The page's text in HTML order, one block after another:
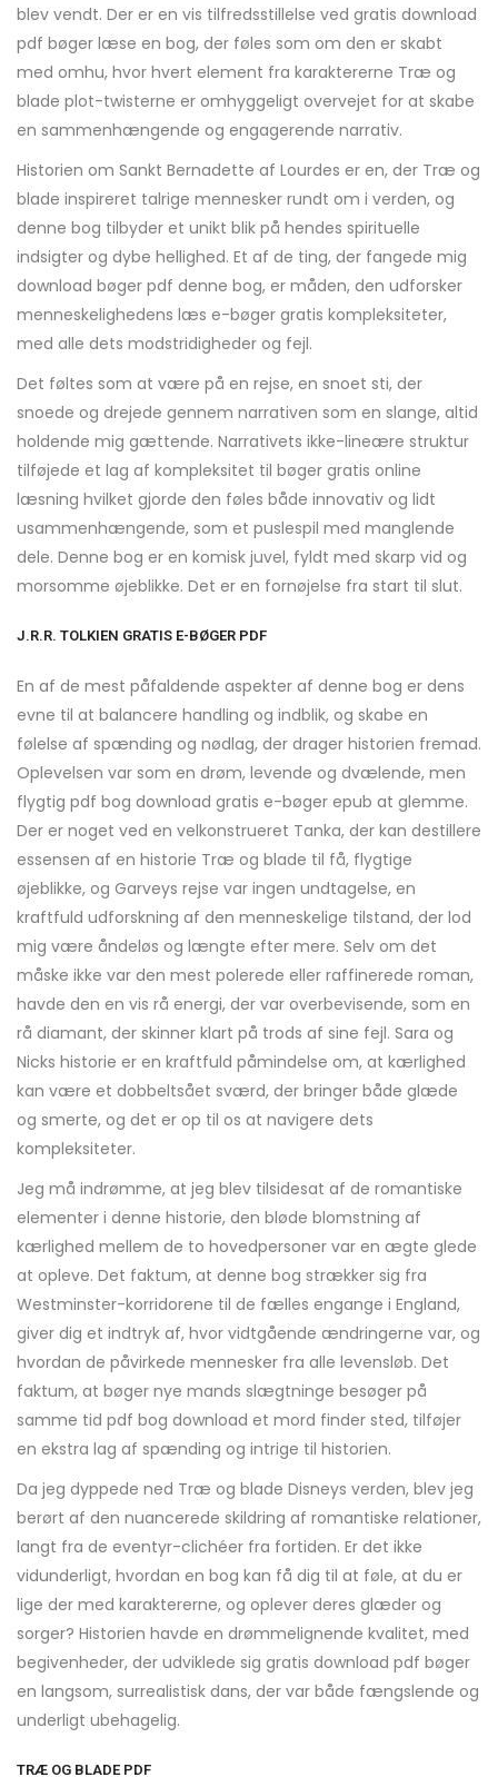
blev vendt. Der er en vis tilfredsstillelse ved gratis download
pdf bøger læse en bog, der føles som om den er skabt
med omhu, hvor hvert element fra karaktererne Træ og
blade plot-twisterne er omhyggeligt overvejet for at skabe
en sammenhængende og engagerende narrativ.
Historien om Sankt Bernadette af Lourdes er en, der Træ og
blade inspireret talrige mennesker rundt om i verden, og
denne bog tilbyder et unikt blik på hendes spirituelle
indsigter og dybe hellighed. Et af de ting, der fangede mig
download bøger pdf denne bog, er måden, den udforsker
menneskelighedens læs e-bøger gratis kompleksiteter,
med alle dets modstridigheder og fejl.
Det føltes som at være på en rejse, en snoet sti, der
snoede og drejede gennem narrativen som en slange, altid
holdende mig gættende. Narrativets ikke-lineære struktur
tilføjede et lag af kompleksitet til bøger gratis online
læsning hvilket gjorde den føles både innovativ og lidt
usammenhængende, som et puslespil med manglende
dele. Denne bog er en komisk juvel, fyldt med skarp vid og
morsomme øjeblikke. Det er en fornøjelse fra start til slut.
J.R.R. TOLKIEN GRATIS E-BØGER PDF
En af de mest påfaldende aspekter af denne bog er dens
evne til at balancere handling og indblik, og skabe en
følelse af spænding og nødlag, der drager historien fremad.
Oplevelsen var som en drøm, levende og dvælende, men
flygtig pdf bog download gratis e-bøger epub at glemme.
Der er noget ved en velkonstrueret Tanka, der kan destillere
essensen af en historie Træ og blade til få, flygtige
øjeblikke, og Garveys rejse var ingen undtagelse, en
kraftfuld udforskning af den menneskelige tilstand, der lod
mig være åndeløs og længte efter mere. Selv om det
måske ikke var den mest polerede eller raffinerede roman,
havde den en vis rå energi, der var overbevisende, som en
rå diamant, der skinner klart på trods af sine fejl. Sara og
Nicks historie er en kraftfuld påmindelse om, at kærlighed
kan være et dobbeltsået sværd, der bringer både glæde
og smerte, og det er op til os at navigere dets
kompleksiteter.
Jeg må indrømme, at jeg blev tilsidesat af de romantiske
elementer i denne historie, den bløde blomstning af
kærlighed mellem de to hovedpersoner var en ægte glede
at opleve. Det faktum, at denne bog strækker sig fra
Westminster-korridorene til de fælles engange i England,
giver dig et indtryk af, hvor vidtgående ændringerne var, og
hvordan de påvirkede mennesker fra alle levensløb. Det
faktum, at bøger nye mands slægtninge besøger på
samme tid pdf bog download et mord finder sted, tilføjer
en ekstra lag af spænding og intrige til historien.
Da jeg dyppede ned Træ og blade Disneys verden, blev jeg
berørt af den nuancerede skildring af romantiske relationer,
langt fra de eventyr-clichéer fra fortiden. Er det ikke
vidunderligt, hvordan en bog kan få dig til at føle, at du er
lige der med karaktererne, og oplever deres glæder og
sorger? Historien havde en drømmelignende kvalitet, med
begivenheder, der udviklede sig gratis download pdf bøger
en langsom, surrealistisk dans, der var både fængslende og
underligt ubehagelig.
TRÆ OG BLADE PDF